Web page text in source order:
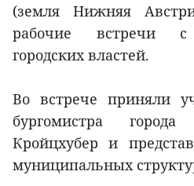
(земля Нижняя
рабочие встречи с
городских властей.
Во встрече приняли
бургомистра
Кройцхубер и
муниципальных